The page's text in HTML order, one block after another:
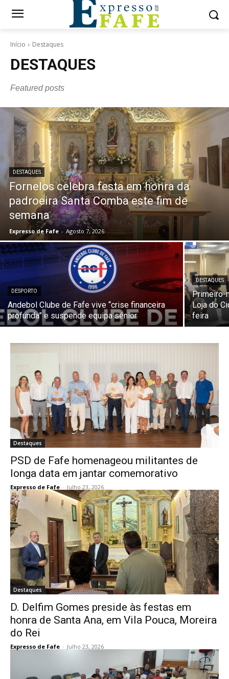
Início Destaques
DESTAQUES
Featured posts
DESTAQUES
Fornelos celebra festa em honra da
padroeira Santa Comba este fim de
semana
Expresso de Fafe - Agosto 7, 2026
DESPORTO
Andebol Clube de Fafe vive “crise financeira
profunda” e suspende equipa sénior
DESTAQUES
Primeiro-
Loja do
feira
Destaques
PSD de Fafe homenageou militantes de
longa data em jantar comemorativo
Expresso de Fafe - Julho 23, 2026
Destaques
D. Delfim Gomes preside às festas em
honra de Santa Ana, em Vila Pouca, Moreira
do Rei
Expresso de Fafe - Julho 23, 2026